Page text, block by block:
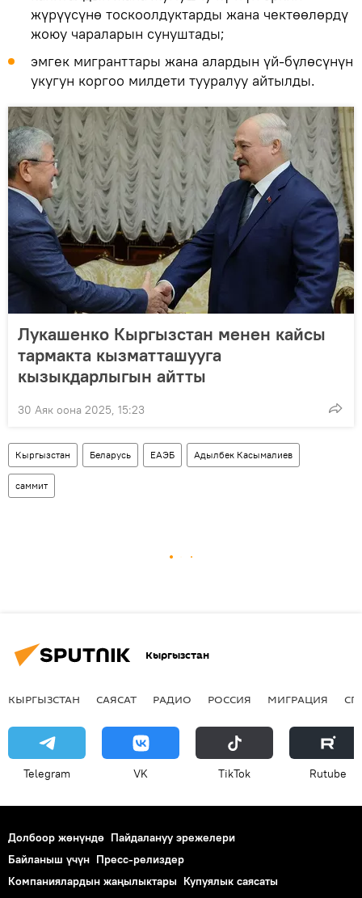
жүрүүсүнө тоскоолдуктарды жана чектөөлөрдү
жоюу чараларын сунуштады;
эмгек мигранттары жана алардын үй-бүлөсүнүн
укугун коргоо милдети тууралуу айтылды.
Лукашенко Кыргызстан менен кайсы
тармакта кызматташууга
кызыкдарлыгын айтты
30 Аяк оона 2025, 15:23
Кыргызстан Беларусь ЕАЭБ Адылбек Касымалиев
саммит
Кыргызстан
КЫРГЫЗСТАН САЯСАТ РАДИО РОССИЯ МИГРАЦИЯ
Telegram VK ТikТоk Rutube
Долбоор жөнүндө Пайдалануу эрежелери
Байланыш үчүн Пресс-релиздер
Компаниялардын жаңылыктары Купуялык саясаты